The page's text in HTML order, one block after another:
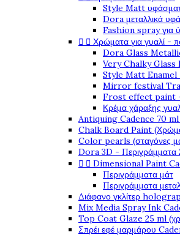
Style Matt
Dora μεταλλικά
Fashion spray για
  Χρώματα για γυαλί -
Dora Glass
Very Chalky
Style Matt Enamel
Mirror festival
Frost effect paint
Κρέμα χάραξης
Antiquing Cadence 70 ml
Chalk Board Paint
Color pearls (σταγόνες
Dora 3D - Περιγράμματα
  Dimensional Paint
Περιγράμματα μάτ
Περιγράμματα
Διάφανο γκλίτερ
Mix Media Spray Ink
Top Coat Glaze 25 ml
Σπρέι εφέ μαρμάρου